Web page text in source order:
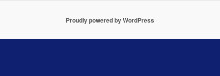
Proudly powered by WordPress